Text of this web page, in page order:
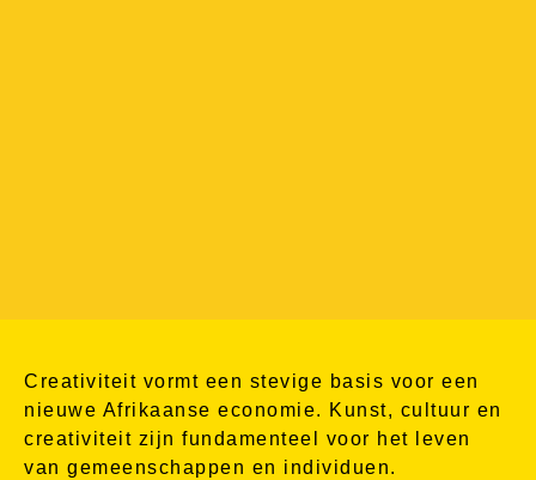
Creativiteit vormt een stevige basis voor een
nieuwe Afrikaanse economie. Kunst, cultuur en
creativiteit zijn fundamenteel voor het leven
van gemeenschappen en individuen.